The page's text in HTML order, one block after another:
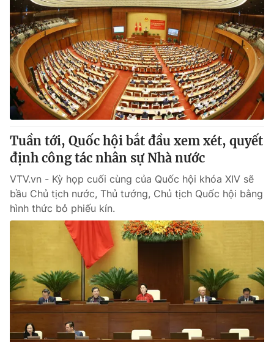
Tuần tới, Quốc hội bắt đầu xem xét, quyết
định công tác nhân sự Nhà nước
VTV.vn - Kỳ họp cuối cùng của Quốc hội khóa XIV sẽ
bầu Chủ tịch nước, Thủ tướng, Chủ tịch Quốc hội bằng
hình thức bỏ phiếu kín.